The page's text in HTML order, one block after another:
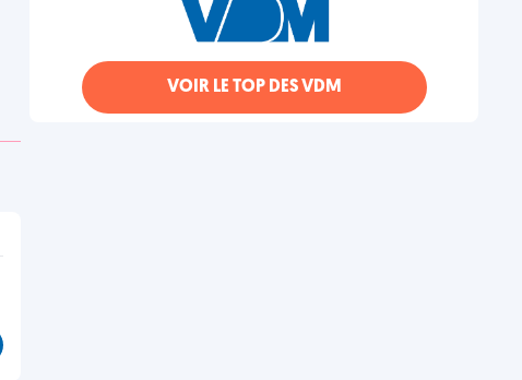
VOIR LE TOP DES VDM